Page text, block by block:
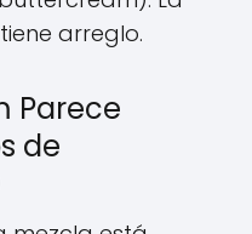
arreglo.
Parece
de